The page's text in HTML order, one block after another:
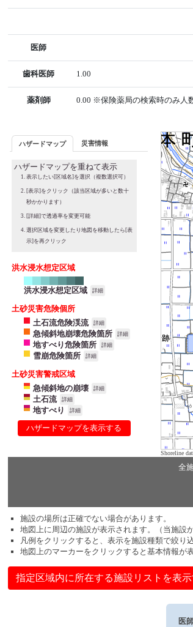
医師
歯科医師 1.00
薬剤師 0.00 ※保険薬局の検索時のみ人
ハザードマップ 災害情報
ハザードマップを重ねて表示
表示したい[区域名]を選択（複数選択可）
[表示]をクリック（該当区域が多いと数十
秒かかります）
[詳細]で透過率を変更可能
選択区域を変更したり地図を移動したら[表
示]を再クリック
洪水浸水想定区域
洪水浸水想定区域 詳細
土砂災害危険個所
土石流危険渓流
詳細
急傾斜地崩壊危険箇所 詳細
地すべり危険箇所 詳細
雪崩危険箇所 詳細
土砂災害警戒区域
急傾斜地の崩壊
詳細
土石流 詳細
地すべり 詳細
ハザードマップを表示する
Shoreline
全
施設の場所は正確でない場合があります。
地図上に周辺の施設が表示されます。（当施設
凡例をクリックすると、表示を施設種類で絞り
地図上のマーカーをクリックすると基本情報が
指定区域内に所在する施設リストを表示
医